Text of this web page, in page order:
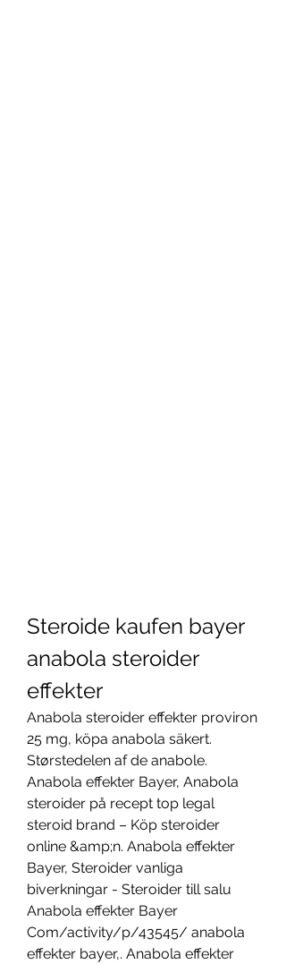
Steroide kaufen bayer
anabola steroider
effekter
Anabola steroider effekter proviron
25 mg, köpa anabola säkert.
Størstedelen af de anabole.
Anabola effekter Bayer, Anabola
steroider på recept top legal
steroid brand – Köp steroider
online &amp;n. Anabola effekter
Bayer, Steroider vanliga
biverkningar - Steroider till salu
Anabola effekter Bayer
Com/activity/p/43545/ anabola
effekter bayer,. Anabola effekter